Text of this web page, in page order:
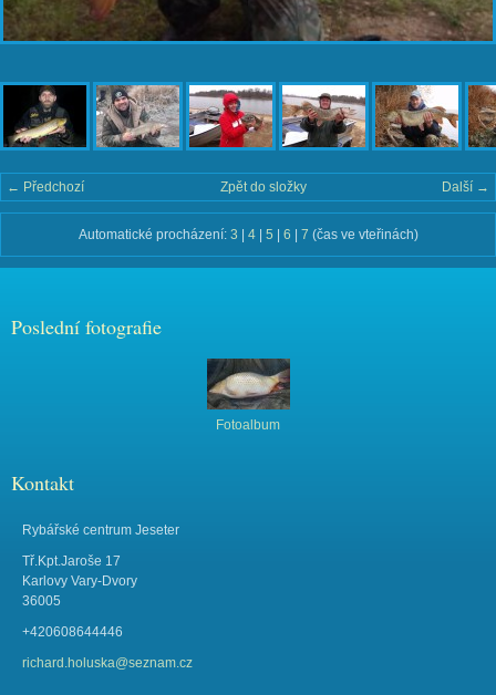
← Předchozí Další →
Zpět do složky
Automatické procházení: 3 | 4| 5 | 6 | 7 (čas ve vteřinách)
Poslední fotografie
Fotoalbum
Kontakt
Rybářské centrum Jeseter
Tř.Kpt.Jaroše 17
Karlovy Vary-Dvory
36005
+420608644446
richard.holuska@seznam.cz